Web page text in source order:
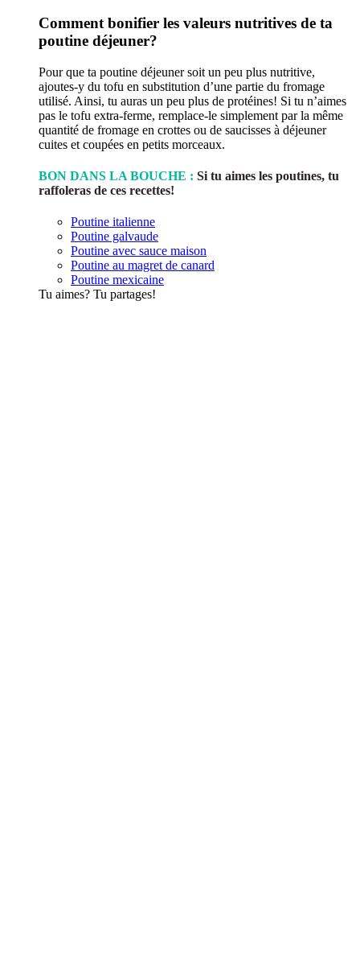
Comment bonifier les valeurs nutritives de ta
poutine déjeuner?
Pour que ta poutine déjeuner soit un peu plus nutritive,
ajoutes-y du tofu en substitution d’une partie du fromage
utilisé. Ainsi, tu auras un peu plus de protéines! Si tu n’aimes
pas le tofu extra-ferme, remplace-le simplement par la même
quantité de fromage en crottes ou de saucisses à déjeuner
cuites et coupées en petits morceaux.
BON DANS LA BOUCHE : Si tu aimes les poutines, tu
raffoleras de ces recettes!
Poutine italienne
Poutine galvaude
Poutine avec sauce maison
Poutine au magret de canard
Poutine mexicaine
Tu aimes? Tu partages!